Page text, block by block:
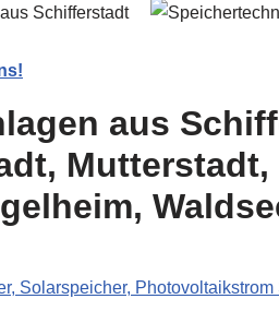
aus
Solarspeicher,